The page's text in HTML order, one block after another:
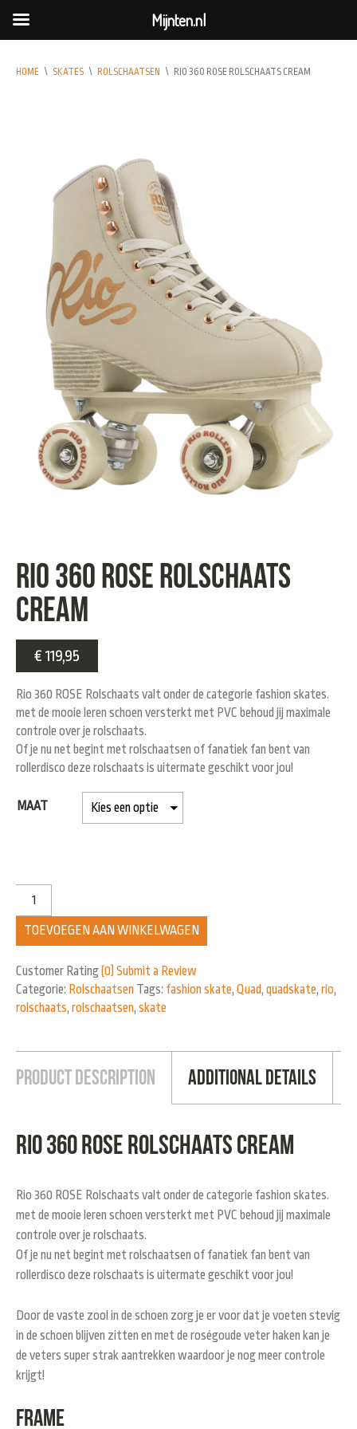
HOME \ SKATES \ ROLSCHAATSEN \ RIO 360 ROSE ROLSCHAATS CREAM
Rio 360 ROSE Rolschaats
cream
€ 119,95
Rio 360 ROSE Rolschaats valt onder de categorie fashion skates.
met de mooie leren schoen versterkt met PVC behoud jij maximale
controle over je rolschaats.
Of je nu net begint met rolschaatsen of fanatiek fan bent van
rollerdisco deze rolschaats is uitermate geschikt voor jou!
MAAT
TOEVOEGEN AAN WINKELWAGEN
Customer Rating(0) Submit a Review
Categorie: Rolschaatsen Tags: fashion skate, Quad, quadskate, rio,
rolschaats, rolschaatsen, skate
Product Description Additional Details
Rio 360 ROSE Rolschaats cream
Rio 360 ROSE Rolschaats valt onder de categorie fashion skates.
met de mooie leren schoen versterkt met PVC behoud jij maximale
controle over je rolschaats.
Of je nu net begint met rolschaatsen of fanatiek fan bent van
rollerdisco deze rolschaats is uitermate geschikt voor jou!
Door de vaste zool in de schoen zorg je er voor dat je voeten stevig
in de schoen blijven zitten en met de roségoude veter haken kan je
de veters super strak aantrekken waardoor je nog meer controle
krijgt!
Frame
Mijnten.nl